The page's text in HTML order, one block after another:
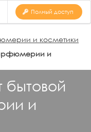
Полный доступ
и косметики
и
и